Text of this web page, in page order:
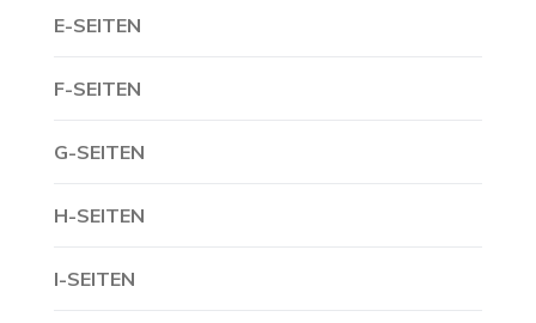
E-SEITEN
F-SEITEN
G-SEITEN
H-SEITEN
I-SEITEN